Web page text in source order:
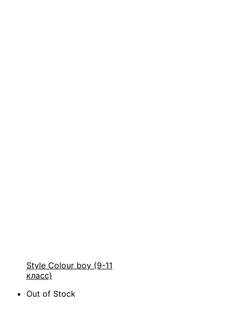
Style Colour boy (9-11
класс)
Out of Stock